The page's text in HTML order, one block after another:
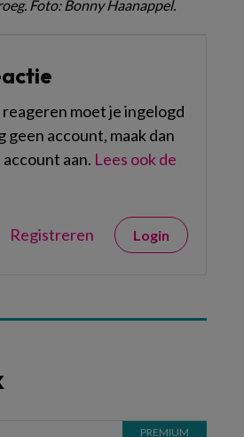
Foto: Bonny Haanappel.
moet je ingelogd
geen account, maak dan
aan. Lees ook de
Registreren Login